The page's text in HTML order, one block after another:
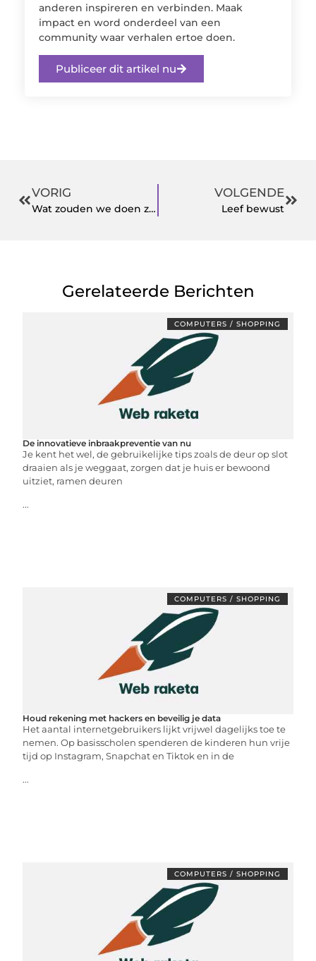
anderen inspireren en verbinden. Maak
impact en word onderdeel van een
community waar verhalen ertoe doen.
Publiceer dit artikel nu
VORIG
Wat zouden we doen zonder camera’s?
VOLGENDE
Leef bewust
Gerelateerde Berichten
COMPUTERS / SHOPPING
De innovatieve inbraakpreventie van nu
Je kent het wel, de gebruikelijke tips zoals de deur op slot
draaien als je weggaat, zorgen dat je huis er bewoond
uitziet, ramen deuren
...
COMPUTERS / SHOPPING
Houd rekening met hackers en beveilig je data
Het aantal internetgebruikers lijkt vrijwel dagelijks toe te
nemen. Op basisscholen spenderen de kinderen hun vrije
tijd op Instagram, Snapchat en Tiktok en in de
...
COMPUTERS / SHOPPING